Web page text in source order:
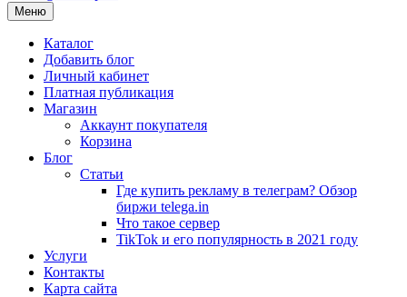
Меню Перейти
к
содержанию
Каталог
Добавить блог
Личный кабинет
Платная публикация
Магазин
Аккаунт покупателя
Корзина
Блог
Статьи
Где купить рекламу в телеграм? Обзор
биржи telega.in
Что такое сервер
TikTok и его популярность в 2021 году
Услуги
Контакты
Карта сайта